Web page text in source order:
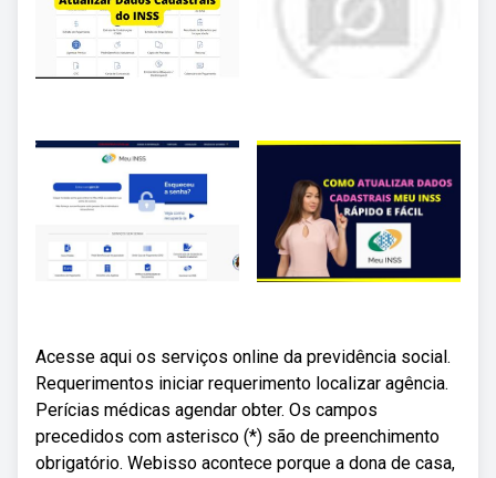
Acesse aqui os serviços online da previdência social.
Requerimentos iniciar requerimento localizar agência.
Perícias médicas agendar obter. Os campos
precedidos com asterisco (*) são de preenchimento
obrigatório. Webisso acontece porque a dona de casa,